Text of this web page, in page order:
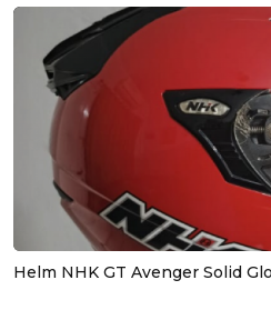
Helm NHK GT Avenger Solid